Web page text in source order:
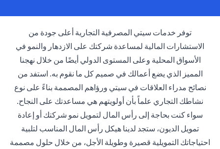
توفر خدمات سيتي المصرفية التجارية أعلى جودة من
الاستشارات المالية لمساعدة شركتك على الازدهار والنمو في
الأسواق المحلية وعلى المستوى الدولي أيضًا من خلال نهجنا
المميز الذي يضع أعمالك في صميم كل ما نقوم به. استفد من
نصائح مدراء العلاقات في سيتي ورؤاهم المصممة بناءً على نوع
نشاطك التجاري علماً بأن أولويتهم هي مساعدتك على النجاح.
سواء كنت بحاجة إلى رأس المال لتمويل نمو شركتك أو إعادة
تمويل الديون، ستجد لدينا هيكل رأس المال المناسب لتلبية
احتياجاتك التمويلية قصيرة وطويلة الأجل، من خلال حلول مصممة